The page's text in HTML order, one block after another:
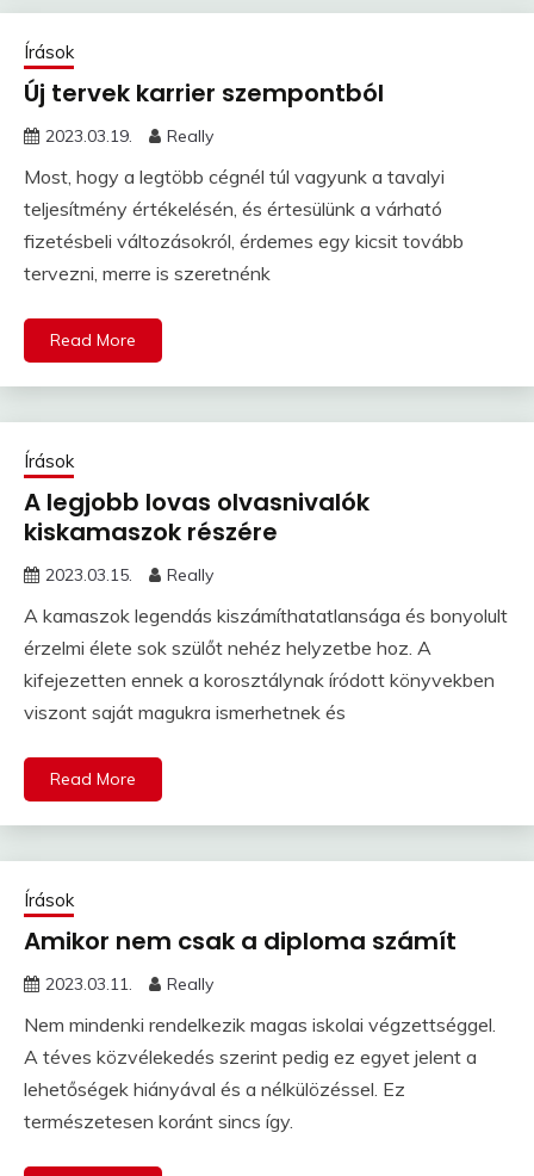
Írások
Új tervek karrier szempontból
2023.03.19. Really
Most, hogy a legtöbb cégnél túl vagyunk a tavalyi
teljesítmény értékelésén, és értesülünk a várható
fizetésbeli változásokról, érdemes egy kicsit tovább
tervezni, merre is szeretnénk
Read More
Írások
A legjobb lovas olvasnivalók
kiskamaszok részére
2023.03.15. Really
A kamaszok legendás kiszámíthatatlansága és bonyolult
érzelmi élete sok szülőt nehéz helyzetbe hoz. A
kifejezetten ennek a korosztálynak íródott könyvekben
viszont saját magukra ismerhetnek és
Read More
Írások
Amikor nem csak a diploma számít
2023.03.11. Really
Nem mindenki rendelkezik magas iskolai végzettséggel.
A téves közvélekedés szerint pedig ez egyet jelent a
lehetőségek hiányával és a nélkülözéssel. Ez
természetesen koránt sincs így.